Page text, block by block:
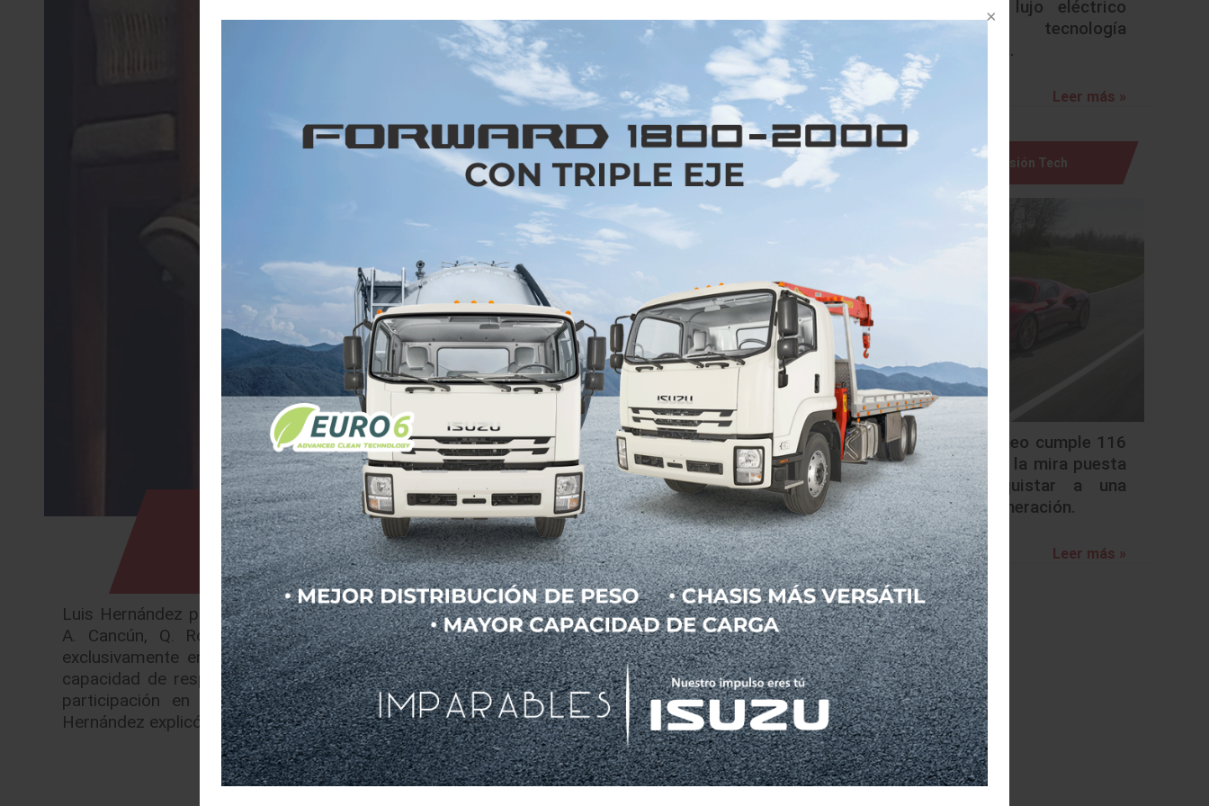
Cadenas resilientes sostendrán
competitividad logística nacional
Luis Hernández plantea equilibrar costos, servicio y riesgos operativos estratégicamente JULIO BRITO
A. Cancún, Q. Roo. Las cadenas de suministro en México deben pasar de un modelo basado
exclusivamente en eficiencia y reducción de costos hacia uno que incorpore resiliencia, flexibilidad y
capacidad de respuesta ante disrupciones, afirmó Luis Hernández, presidente de la AMTI, durante su
participación en el XXVI Foro Nacional del Transporte de Mercancías, organizado por la ANTP.
Hernández explicó que durante décadas las empresas privilegiaron inventarios mínimos,…
redefine lujo eléctrico
con tecnología
avanzada.
Leer más »
Visión Tech
Alfa Romeo cumple 116
años con la mira puesta
en conquistar a una
nueva generación.
Leer más »